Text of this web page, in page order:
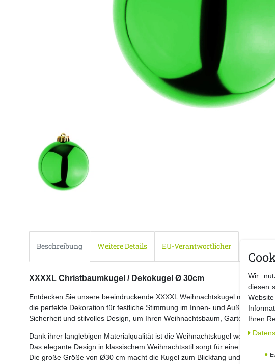
Beschreibung Weitere Details EU-Verantwortlicher
XXXXL Christbaumkugel / Dekokugel Ø 30cm
Entdecken Sie unsere beeindruckende XXXXL Weihnachtskugel mit einem
die perfekte Dekoration für festliche Stimmung im Innen- und
Sicherheit und stilvolles Design, um Ihren Weihnachtsbaum, Garten oder
Dank ihrer langlebigen Materialqualität ist die Weihnachtskugel wetterfest
Das elegante Design in klassischem Weihnachtsstil sorgt für eine festliche
Die große Größe von Ø30 cm macht die Kugel zum Blickfang und verleiht
Wir
diesen
Ihren